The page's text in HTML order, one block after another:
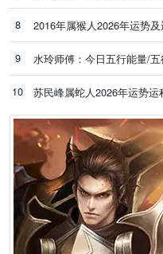
8 2016年属猴人2026年运势
9 水玲师傅：今日五行能量/
10 苏民峰属蛇人2026年运势运